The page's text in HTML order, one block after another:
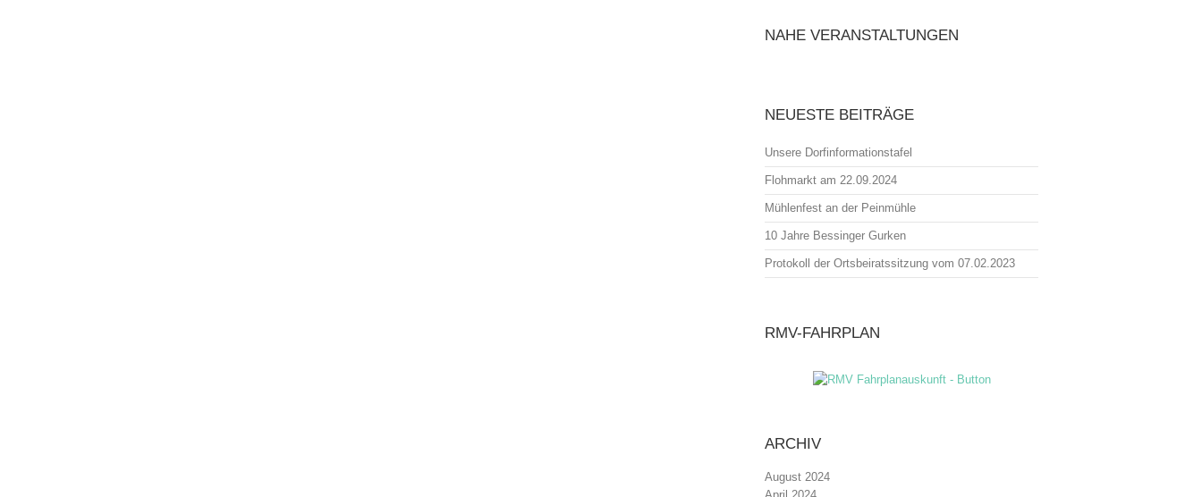
NAHE VERANSTALTUNGEN
NEUESTE BEITRÄGE
Unsere Dorfinformationstafel
Flohmarkt am 22.09.2024
Mühlenfest an der Peinmühle
10 Jahre Bessinger Gurken
Protokoll der Ortsbeiratssitzung vom 07.02.2023
RMV-FAHRPLAN
ARCHIV
August 2024